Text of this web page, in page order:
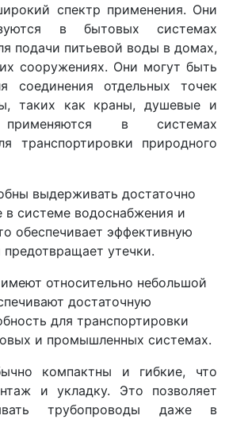
спектр применения. Они
в бытовых системах
подачи питьевой воды в домах,
сооружениях. Они могут быть
соединения отдельных точек
таких как краны, душевые и
в системах
транспортировки природного
выдерживать достаточно
в системе водоснабжения и
обеспечивает эффективную
утечки.
относительно небольшой
достаточную
для транспортировки
и промышленных системах.
компактны и гибкие, что
и укладку. Это позволяет
трубопроводы даже в